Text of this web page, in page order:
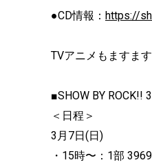
●CD情報： https://
TVアニメもますま
■SHOW BY ROCK!!
＜日程＞
3月7日(日)
・15時〜：1部